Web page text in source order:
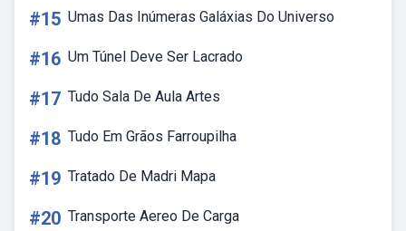
#15 Umas Das Inúmeras Galáxias Do Universo
#16 Um Túnel Deve Ser Lacrado
#17 Tudo Sala De Aula Artes
#18 Tudo Em Grãos Farroupilha
#19 Tratado De Madri Mapa
#20 Transporte Aereo De Carga